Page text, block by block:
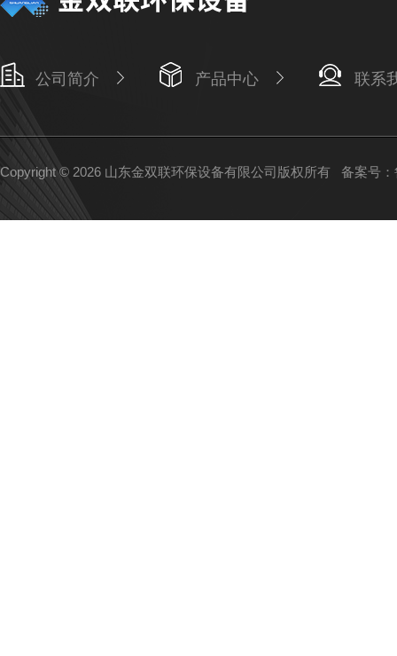
公司简介 产品中心 联系
Copyright © 2026 山东金双联环保设备有限公司版权所有 备案号